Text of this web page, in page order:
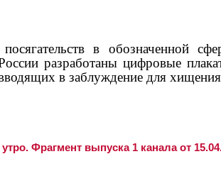
в обозначенной
разработаны цифровые
в заблуждение для
Фрагмент выпуска 1 канала от